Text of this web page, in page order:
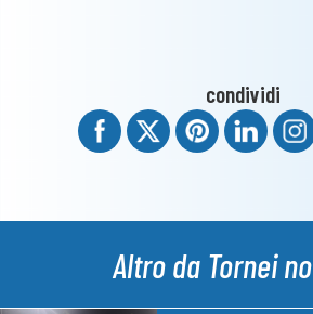
condividi
Altro da Tornei